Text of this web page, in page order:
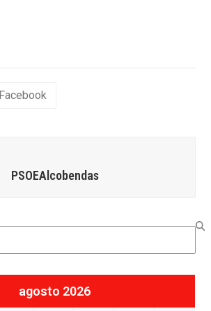
Facebook
PSOEAlcobendas
agosto 2026